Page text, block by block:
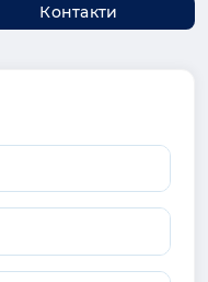
Контакти